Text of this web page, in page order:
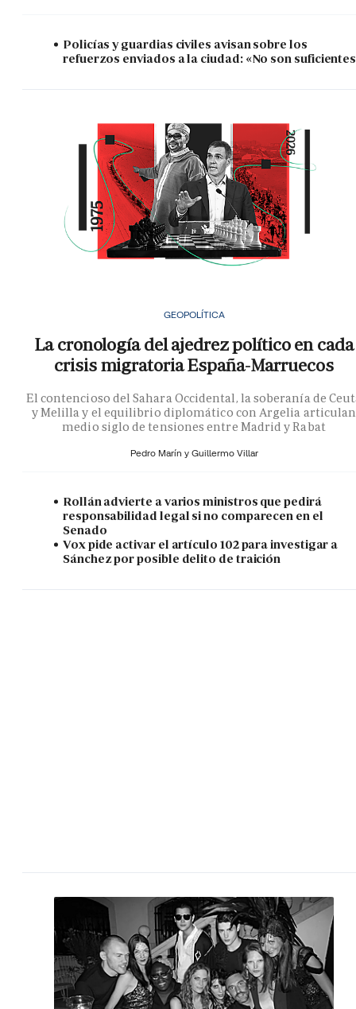
Policías y guardias civiles avisan sobre los
refuerzos enviados a la ciudad: «No son
GEOPOLÍTICA
La cronología del ajedrez político en cada
crisis migratoria España-Marruecos
El contencioso del Sahara Occidental, la soberanía de
y Melilla y el equilibrio diplomático con Argelia articulan
medio siglo de tensiones entre Madrid y Rabat
Pedro Marín y Guillermo Villar
Rollán advierte a varios ministros que pedirá
responsabilidad legal si no comparecen en el
Senado
Vox pide activar el artículo 102 para investigar a
Sánchez por posible delito de traición